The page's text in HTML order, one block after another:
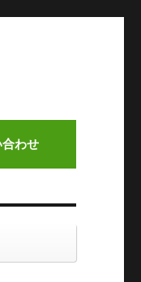
わせ